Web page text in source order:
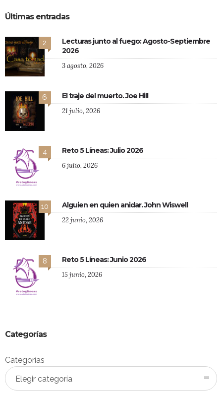
Últimas entradas
2
Lecturas junto al fuego: Agosto-Septiembre
2026
3 agosto, 2026
6 El traje del muerto. Joe Hill
21 julio, 2026
4 Reto 5 Líneas: Julio 2026
6 julio, 2026
10 Alguien en quien anidar. John Wiswell
22 junio, 2026
8 Reto 5 Líneas: Junio 2026
15 junio, 2026
Categorías
Categorías
Elegir categoría